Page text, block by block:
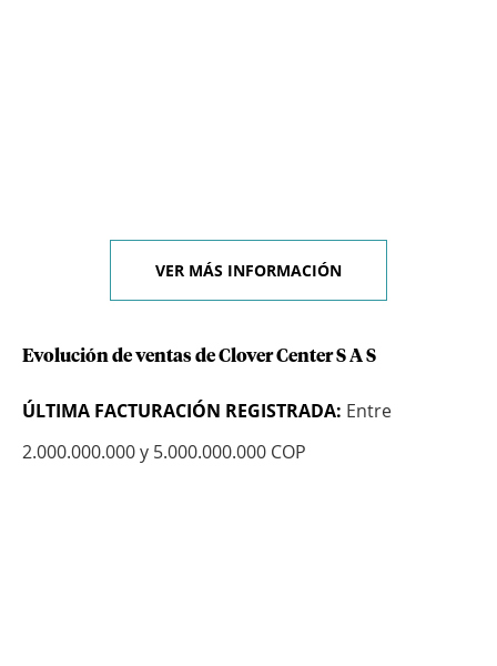
VER MÁS INFORMACIÓN
Evolución de ventas de Clover Center S A S
ÚLTIMA FACTURACIÓN REGISTRADA: Entre
2.000.000.000 y 5.000.000.000 COP